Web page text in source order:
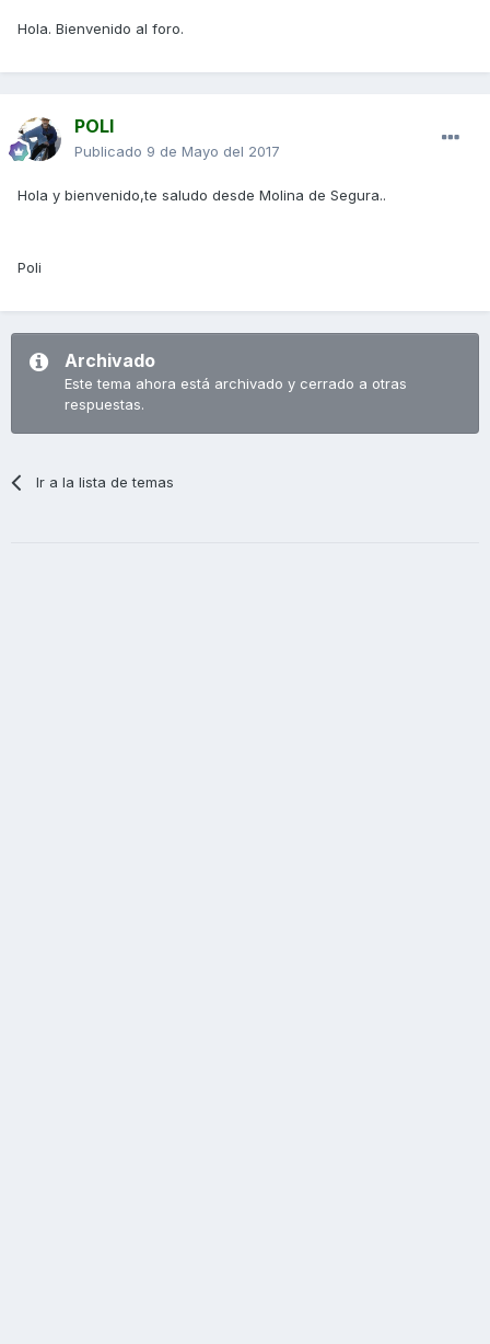
Hola. Bienvenido al foro.
POLI
Publicado 9 de Mayo del 2017
Hola y bienvenido,te saludo desde Molina de Segura..
Poli
Archivado
Este tema ahora está archivado y cerrado a otras
respuestas.
Ir a la lista de temas